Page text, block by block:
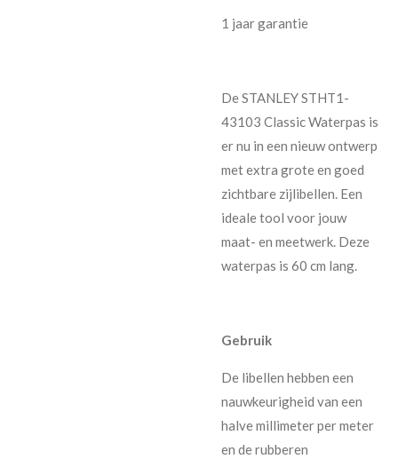
1 jaar garantie
De STANLEY STHT1-
43103 Classic Waterpas is
er nu in een nieuw ontwerp
met extra grote en goed
zichtbare zijlibellen. Een
ideale tool voor jouw
maat- en meetwerk. Deze
waterpas is 60 cm lang.
Gebruik
De libellen hebben een
nauwkeurigheid van een
halve millimeter per meter
en de rubberen